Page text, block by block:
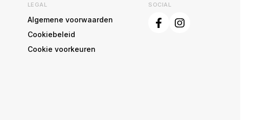
LEGAL
Algemene voorwaarden
Cookiebeleid
Cookie voorkeuren
SOCIAL